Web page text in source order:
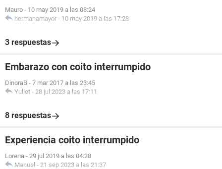
Mauro - 10 may 2019 a las 08:24
hermanamayor - 10 may 2019 a las 17:28
3 respuestas
Embarazo con coito interrumpido
DinoraB - 7 mar 2017 a las 23:45
Yuliet - 28 jul 2023 a las 17:11
8 respuestas
Experiencia coito interrumpido
Lorena - 29 jul 2019 a las 04:28
Manuel - 21 sep 2023 a las 21:37